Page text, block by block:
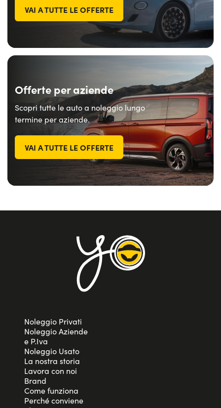
VAI A TUTTE LE OFFERTE
Offerte per aziende
Scopri tutte le auto a noleggio lungo
termine per aziende.
VAI A TUTTE LE OFFERTE
Noleggio Privati
Noleggio Aziende
e P.Iva
Noleggio Usato
La nostra storia
Lavora con noi
Brand
Come funziona
Perché conviene